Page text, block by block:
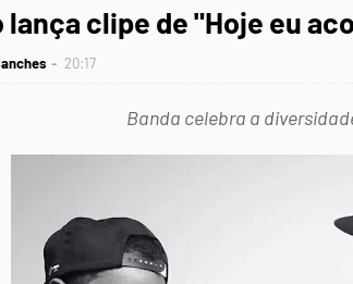
lança clipe de "Hoje eu
20:17
Banda celebra a